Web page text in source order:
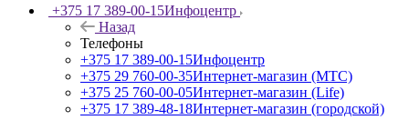
+375 17 389-00-15Инфоцентр
Назад
Телефоны
+375 17 389-00-15Инфоцентр
+375 29 760-00-35Интернет-магазин (МТС)
+375 25 760-00-05Интернет-магазин (Life)
+375 17 389-48-18Интернет-магазин (городской)